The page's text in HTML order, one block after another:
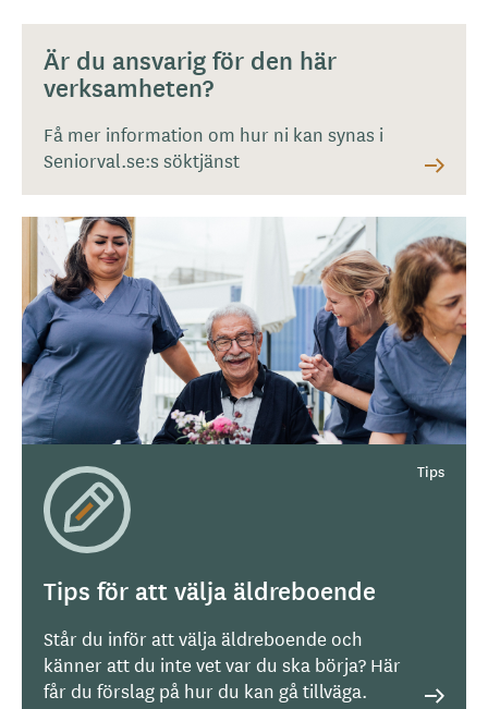
Är du ansvarig för den här
verksamheten?
Få mer information om hur ni kan synas i
Seniorval.se:s söktjänst
Tips för att välja äldreboende
Står du inför att välja äldreboende och
känner att du inte vet var du ska börja? Här
får du förslag på hur du kan gå tillväga.